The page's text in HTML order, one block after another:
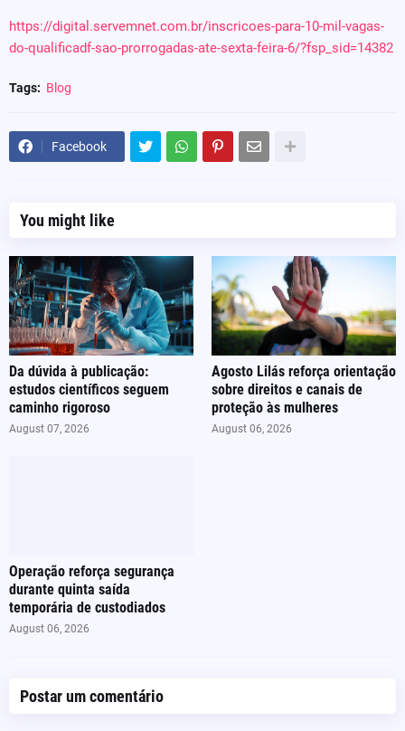
https://digital.servemnet.com.br/inscricoes-para-10-mil-vagas-
do-qualificadf-sao-prorrogadas-ate-sexta-feira-6/?fsp_sid=14382
Tags: Blog
Facebook
You might like
Da dúvida à publicação:
estudos científicos seguem
caminho rigoroso
August 07, 2026
Agosto Lilás reforça orientação
sobre direitos e canais de
proteção às mulheres
August 06, 2026
Operação reforça segurança
durante quinta saída
temporária de custodiados
August 06, 2026
Postar um comentário